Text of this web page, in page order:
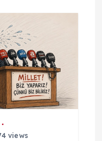
views